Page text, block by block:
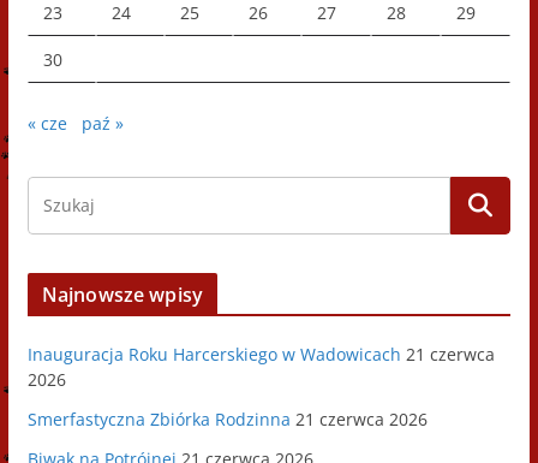
23 24 25 26 27 28 29
30
« cze paź »
Najnowsze wpisy
Inauguracja Roku Harcerskiego w Wadowicach 21 czerwca
2026
Smerfastyczna Zbiórka Rodzinna 21 czerwca 2026